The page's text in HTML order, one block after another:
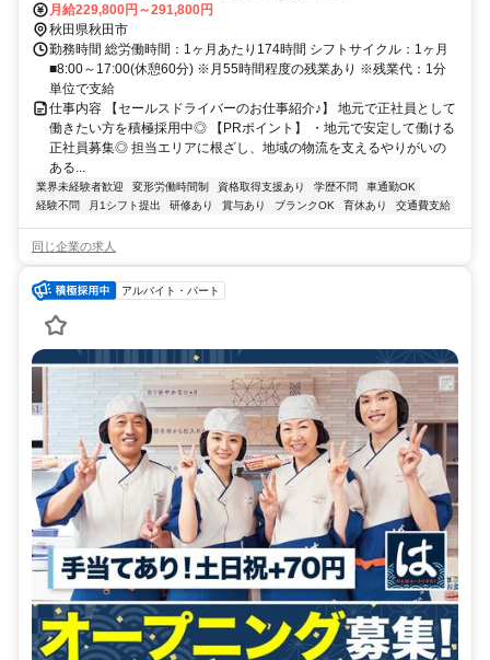
月給229,800円～291,800円
秋田県秋田市
勤務時間 総労働時間：1ヶ月あたり174時間 シフトサイクル：1ヶ月
■8:00～17:00(休憩60分) ※月55時間程度の残業あり ※残業代：1分
単位で支給
仕事内容 【セールスドライバーのお仕事紹介♪】 地元で正社員として
働きたい方を積極採用中◎ 【PRポイント】 ・地元で安定して働ける
正社員募集◎ 担当エリアに根ざし、地域の物流を支えるやりがいの
ある...
業界未経験者歓迎 変形労働時間制 資格取得支援あり 学歴不問
車通勤OK
経験不問
月1シフト提出 研修あり 賞与あり ブランクOK 育休あり 交通費支給
同じ企業の求人
アルバイト・パート